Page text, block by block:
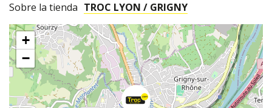
Sobre la tienda TROC LYON / GRIGNY
+
−